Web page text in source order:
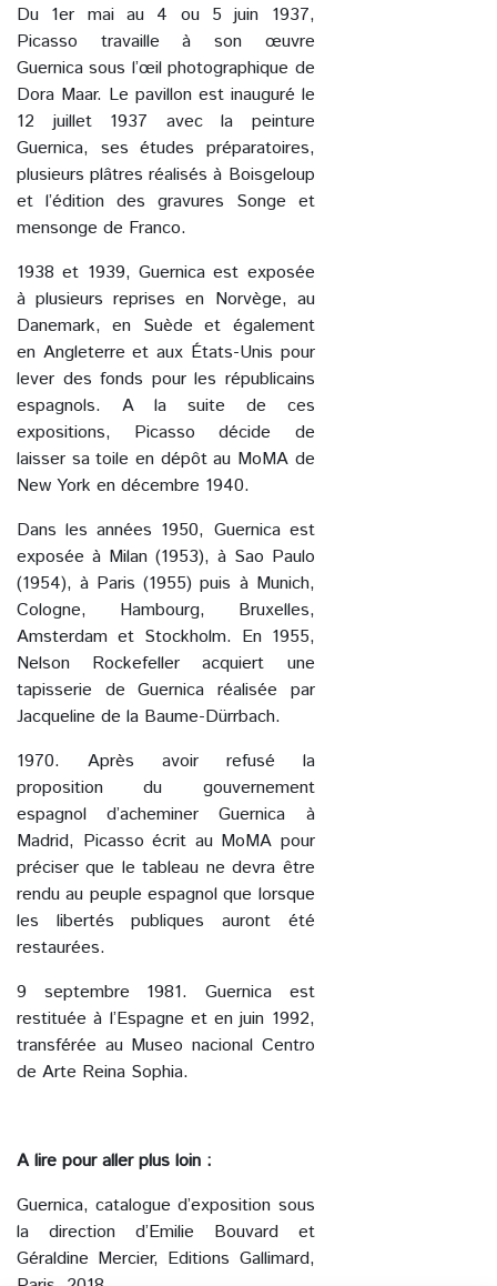
Du 1er mai au 4 ou 5 juin 1937,
Picasso travaille à son œuvre
Guernica sous l’œil photographique de
Dora Maar. Le pavillon est inauguré le
12 juillet 1937 avec la peinture
Guernica, ses études préparatoires,
plusieurs plâtres réalisés à Boisgeloup
et l’édition des gravures Songe et
mensonge de Franco.
1938 et 1939, Guernica est exposée
à plusieurs reprises en Norvège, au
Danemark, en Suède et également
en Angleterre et aux États-Unis pour
lever des fonds pour les républicains
espagnols. A la suite de ces
expositions, Picasso décide de
laisser sa toile en dépôt au MoMA de
New York en décembre 1940.
Dans les années 1950, Guernica est
exposée à Milan (1953), à Sao Paulo
(1954), à Paris (1955) puis à Munich,
Cologne, Hambourg, Bruxelles,
Amsterdam et Stockholm. En 1955,
Nelson Rockefeller acquiert une
tapisserie de Guernica réalisée par
Jacqueline de la Baume-Dürrbach.
1970. Après avoir refusé la
proposition du gouvernement
espagnol d’acheminer Guernica à
Madrid, Picasso écrit au MoMA pour
préciser que le tableau ne devra être
rendu au peuple espagnol que lorsque
les libertés publiques auront été
restaurées.
9 septembre 1981. Guernica est
restituée à l’Espagne et en juin 1992,
transférée au Museo nacional Centro
de Arte Reina Sophia.
A lire pour aller plus loin :
Guernica, catalogue d’exposition sous
la direction d’Emilie Bouvard et
Géraldine Mercier, Editions Gallimard,